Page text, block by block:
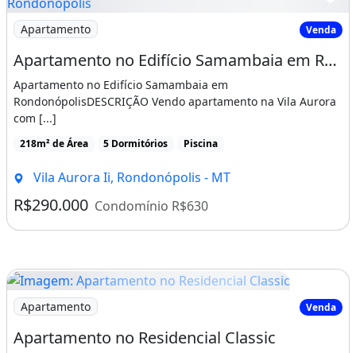
*LIGAR até 20.01.*
-LEILÃO DE IMÓVEIS, TEMOS ÓTIMAS
OFERTAS!!
Imóvel de leilão Guarda roupa
Varanda
Área de serviço
Imagem: Apartamento no Edifício Samambaia em
Apartamento Venda
Apartamento no Edifício Samambaia em Rondonópolis
Apartamento no Edifício Samambaia em
RondonópolisDESCRIÇÃO Vendo apartamento na Vila Aurora
com [...]
218m² de Área 5 Dormitórios Piscina
Vila Aurora Ii, Rondonópolis - MT
R$290.000 Condomínio R$630
Imagem: Apartamento no Residencial Classic
Apartamento Venda
Apartamento no Residencial Classic